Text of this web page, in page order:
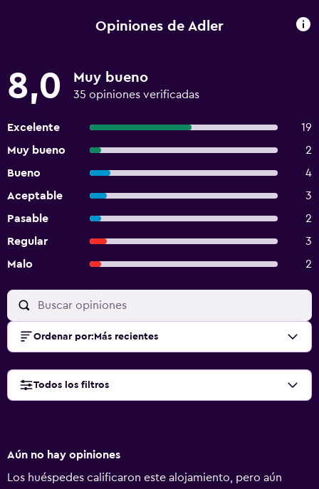
Opiniones de Adler
8,0 Muy bueno
35 opiniones verificadas
Excelente
19
Muy bueno
2
Bueno
4
Aceptable
3
Pasable
2
Regular
3
Malo
2
Ordenar por: Más recientes
Todos los filtros
Aún no hay opiniones
Los huéspedes calificaron este alojamiento, pero aún